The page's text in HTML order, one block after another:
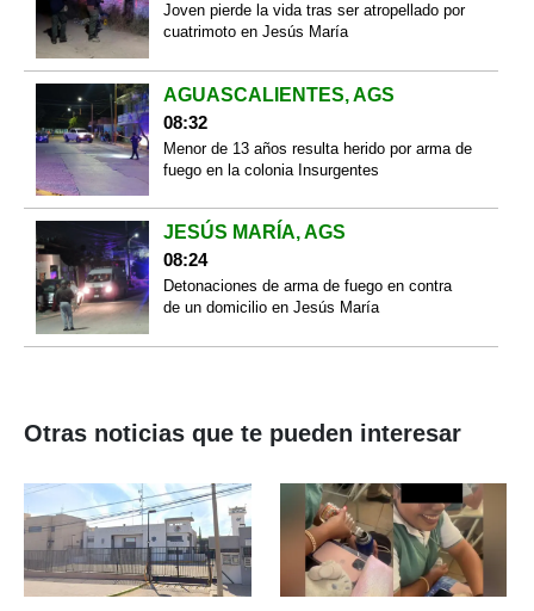
Joven pierde la vida tras ser atropellado por
cuatrimoto en Jesús María
AGUASCALIENTES, AGS
08:32
Menor de 13 años resulta herido por arma de
fuego en la colonia Insurgentes
JESÚS MARÍA, AGS
08:24
Detonaciones de arma de fuego en contra
de un domicilio en Jesús María
Otras noticias que te pueden interesar